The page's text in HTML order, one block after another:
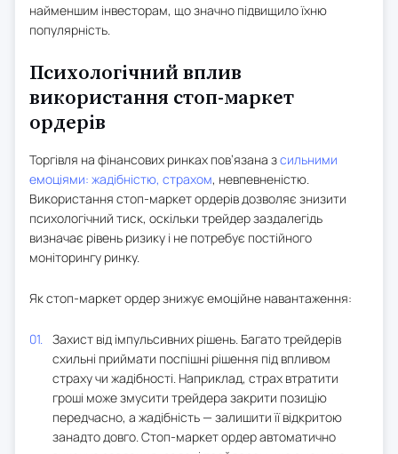
найменшим інвесторам, що значно підвищило їхню
популярність.
Психологічний вплив
використання стоп-маркет
ордерів
Торгівля на фінансових ринках пов’язана зсильними
емоціями: жадібністю, страхом, невпевненістю.
Використання стоп-маркет ордерів дозволяє знизити
психологічний тиск, оскільки трейдер заздалегідь
визначає рівень ризику і не потребує постійного
моніторингу ринку.
Як стоп-маркет ордер знижує емоційне навантаження:
Захист від імпульсивних рішень. Багато трейдерів
схильні приймати поспішні рішення під впливом
страху чи жадібності. Наприклад, страх втратити
гроші може змусити трейдера закрити позицію
передчасно, а жадібність — залишити її відкритою
занадто довго. Стоп-маркет ордер автоматично